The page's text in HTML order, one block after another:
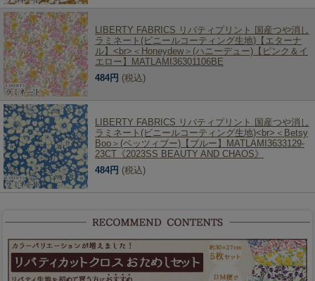
LIBERTY FABRICS リバティプリント 国産つや消し
ラミネート(ビニールコーティング生地)【エターナ
ル】<br>＜Honeydew＞(ハニーデュー)【ピンク＆イ
エロー】MATLAMI36301106BE
484円 (税込)
LIBERTY FABRICS リバティプリント 国産つや消し
ラミネート(ビニールコーティング生地)<br>＜Betsy
Boo＞(ベッツィブー)【ブルー】MATLAMI3633129-
23CT《2023SS BEAUTY AND CHAOS》
484円 (税込)